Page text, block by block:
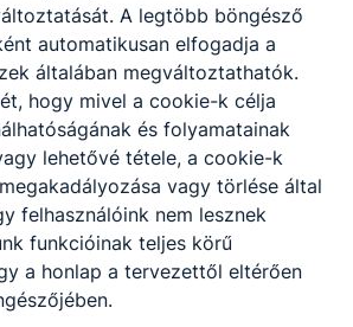
alap és divathajvágási formákat,
a szükséges technológiákat,
hajszárítást a szükséges
divatkövetéssel,
és elvégzi a különböző
technológiákat,
és alkalmi hajviseletet készít
eszközök
díszítés alkalmazásával;
követően tanácsot
A legtöbb böngésző
automatikusan elfogadja a
általában megváltoztathatók.
hogy mivel a cookie-k célja
és folyamatainak
lehetővé tétele, a cookie-k
vagy törlése által
felhasználóink nem lesznek
funkcióinak teljes körű
a honlap a tervezettől eltérően